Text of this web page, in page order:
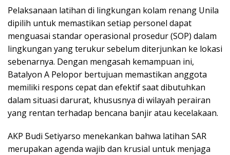
Pelaksanaan latihan di lingkungan kolam renang Unila
dipilih untuk memastikan setiap personel dapat
menguasai standar operasional prosedur (SOP) dalam
lingkungan yang terukur sebelum diterjunkan ke lokasi
sebenarnya. Dengan mengasah kemampuan ini,
Batalyon A Pelopor bertujuan memastikan anggota
memiliki respons cepat dan efektif saat dibutuhkan
dalam situasi darurat, khususnya di wilayah perairan
yang rentan terhadap bencana banjir atau kecelakaan.
AKP Budi Setiyarso menekankan bahwa latihan SAR
merupakan agenda wajib dan krusial untuk menjaga